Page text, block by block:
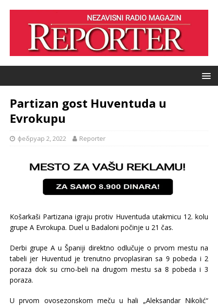
Partizan gost Huventuda u
Evrokupu
фебруар 2, 2022 Reporter
Košarkaši Partizana igraju protiv Huventuda utakmicu 12. kolu
grupe A Evrokupa. Duel u Badaloni počinje u 21 čas.
Derbi grupe A u Španiji direktno odlučuje o prvom mestu na
tabeli jer Huventud je trenutno prvoplasiran sa 9 pobeda i 2
poraza dok su crno-beli na drugom mestu sa 8 pobeda i 3
poraza.
U prvom ovosezonskom meču u hali „Aleksandar Nikolić“